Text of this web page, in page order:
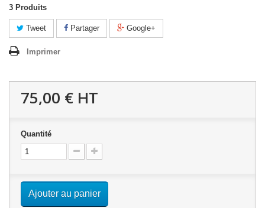
3 Produits
Tweet Partager Google+
Imprimer
75,00 € HT
Quantité
Ajouter au panier